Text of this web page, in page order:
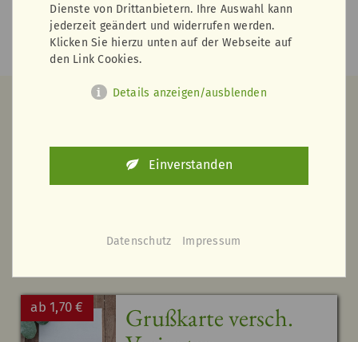
< zurück zur Übersicht
Wir haben das passende parat
Dazu bestellen?
ab 1,70 €
Grußkarte versch.
Dienste von Drittanbietern. Ihre Auswahl kann
jederzeit geändert und widerrufen werden.
Klicken Sie hierzu unten auf der Webseite auf
den Link Cookies.
Details anzeigen/ausblenden
Einverstanden
Datenschutz Impressum